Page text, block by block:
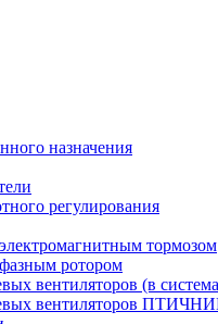
назначения
регулирования
тормозом
ротором
вентиляторов (в
вентиляторов